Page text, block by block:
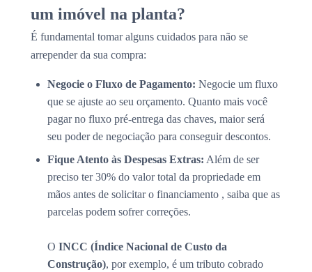
um imóvel na planta?
É fundamental tomar alguns cuidados para não se
arrepender da sua compra:
Negocie o Fluxo de Pagamento: Negocie um fluxo
que se ajuste ao seu orçamento. Quanto mais você
pagar no fluxo pré-entrega das chaves, maior será
seu poder de negociação para conseguir descontos.
Fique Atento às Despesas Extras: Além de ser
preciso ter 30% do valor total da propriedade em
mãos antes de solicitar o financiamento , saiba que as
parcelas podem sofrer correções.
O INCC (Índice Nacional de Custo da
Construção), por exemplo, é um tributo cobrado